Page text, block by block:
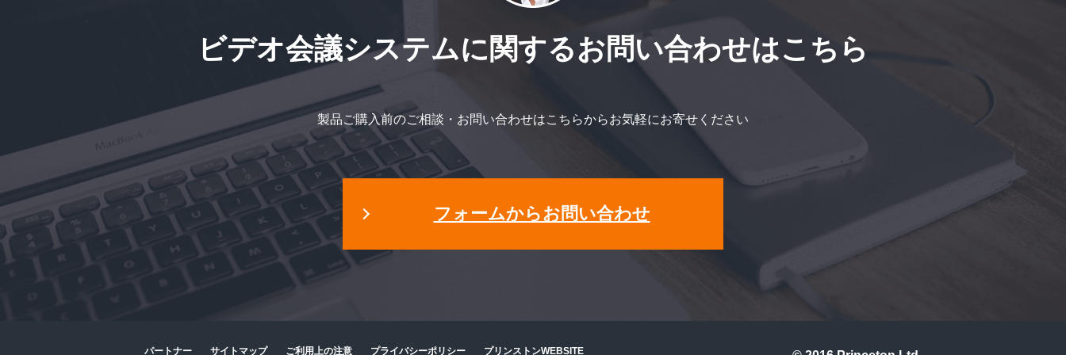
ビデオ会議システムに関するお問い合わせはこちら
製品ご購入前のご相談・お問い合わせはこちらからお気軽にお寄せください
フォームからお問い合わせ
パートナー サイトマップ ご利用上の注意 プライバシーポリシー プリンストンWEBSITE